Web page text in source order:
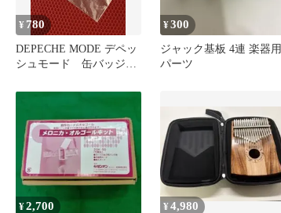
¥ 780
DEPECHE MODE デペッ
シュモード 缶バッジ
¥300
ジャック基板 4連 楽器用
パーツ
¥2,700 ¥4,980